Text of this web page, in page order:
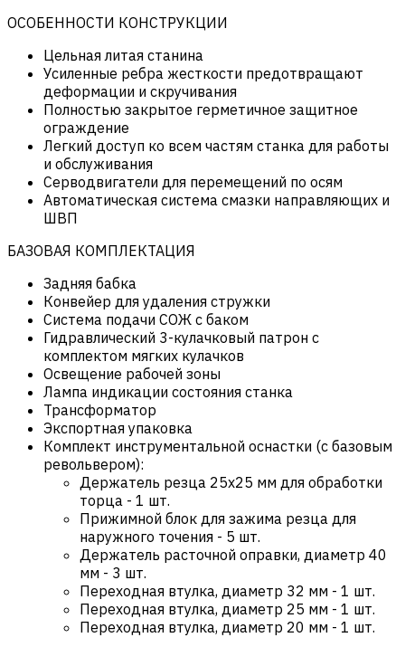
ОСОБЕННОСТИ КОНСТРУКЦИИ
Цельная литая станина
Усиленные ребра жесткости предотвращают
деформации и скручивания
Полностью закрытое герметичное защитное
ограждение
Легкий доступ ко всем частям станка для работы
и обслуживания
Серводвигатели для перемещений по осям
Автоматическая система смазки направляющих и
ШВП
БАЗОВАЯ КОМПЛЕКТАЦИЯ
Задняя бабка
Конвейер для удаления стружки
Система подачи СОЖ с баком
Гидравлический 3-кулачковый патрон с
комплектом мягких кулачков
Освещение рабочей зоны
Лампа индикации состояния станка
Трансформатор
Экспортная упаковка
Комплект инструментальной оснастки (с базовым
револьвером):
Держатель резца 25х25 мм для обработки
торца - 1 шт.
Прижимной блок для зажима резца для
наружного точения - 5 шт.
Держатель расточной оправки, диаметр 40
мм - 3 шт.
Переходная втулка, диаметр 32 мм - 1 шт.
Переходная втулка, диаметр 25 мм - 1 шт.
Переходная втулка, диаметр 20 мм - 1 шт.